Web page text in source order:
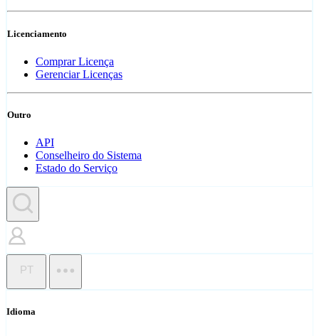
Licenciamento
Comprar Licença
Gerenciar Licenças
Outro
API
Conselheiro do Sistema
Estado do Serviço
PT
Idioma